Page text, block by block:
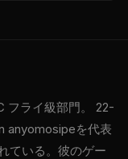
フライ級部門。 22-
anyomosipeを代表
ている。彼のゲー